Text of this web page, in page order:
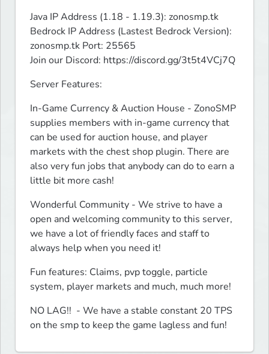
Java IP Address (1.18 - 1.19.3): zonosmp.tk
Bedrock IP Address (Lastest Bedrock Version):
zonosmp.tk Port: 25565
Join our Discord: https://discord.gg/3t5t4VCj7Q
Server Features:
In-Game Currency & Auction House - ZonoSMP
supplies members with in-game currency that
can be used for auction house, and player
markets with the chest shop plugin. There are
also very fun jobs that anybody can do to earn a
little bit more cash!
Wonderful Community - We strive to have a
open and welcoming community to this server,
we have a lot of friendly faces and staff to
always help when you need it!
Fun features: Claims, pvp toggle, particle
system, player markets and much, much more!
NO LAG!!  - We have a stable constant 20 TPS
on the smp to keep the game lagless and fun!